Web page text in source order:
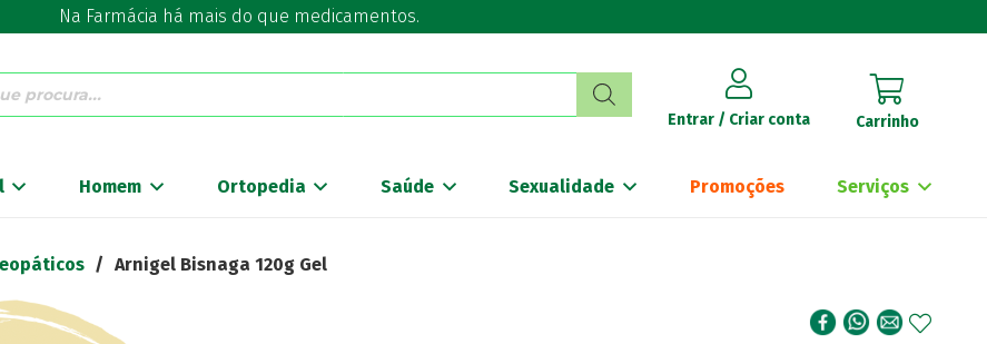
Na Farmácia há mais do que medicamentos.
Entrar / Criar conta Carrinho
Homem Ortopedia Saúde Sexualidade Promoções Serviços
/ Arnigel Bisnaga 120g Gel